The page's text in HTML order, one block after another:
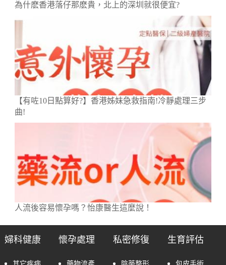
為什麽香港落仔那麽貴，北上的深圳就很便宜?
【有咗10日點算好?】香港姊妹急救指南!冷靜處理三步
曲!
人流後容易懷孕嗎？怡康醫生這麼說！
婦科健康 懷孕處理 私密修復 生育評估